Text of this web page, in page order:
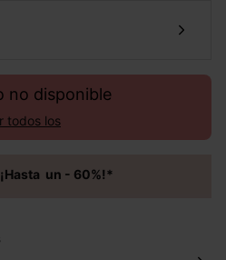
no disponible
todos los
¡Hasta un - 60%!*